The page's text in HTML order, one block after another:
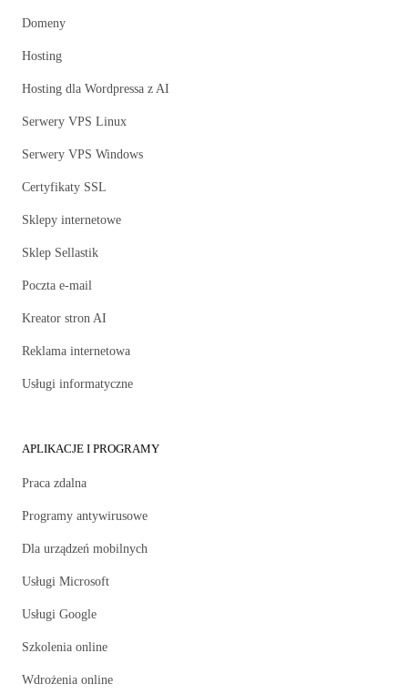
Domeny
Hosting
Hosting dla Wordpressa z AI
Serwery VPS Linux
Serwery VPS Windows
Certyfikaty SSL
Sklepy internetowe
Sklep Sellastik
Poczta e-mail
Kreator stron AI
Reklama internetowa
Usługi informatyczne
APLIKACJE I PROGRAMY
Praca zdalna
Programy antywirusowe
Dla urządzeń mobilnych
Usługi Microsoft
Usługi Google
Szkolenia online
Wdrożenia online